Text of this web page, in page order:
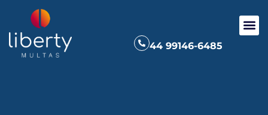
44 99146-6485